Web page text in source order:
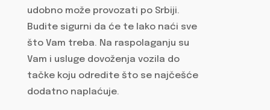
udobno može provozati po Srbiji.
Budite sigurni da će te lako naći sve
što Vam treba. Na raspolaganju su
Vam i usluge dovoženja vozila do
tačke koju odredite što se najčešće
dodatno naplaćuje.